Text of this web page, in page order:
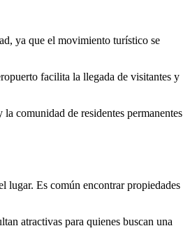
ya que el movimiento turístico se
facilita la llegada de visitantes y
comunidad de residentes permanentes
lugar. Es común encontrar propiedades
atractivas para quienes buscan una